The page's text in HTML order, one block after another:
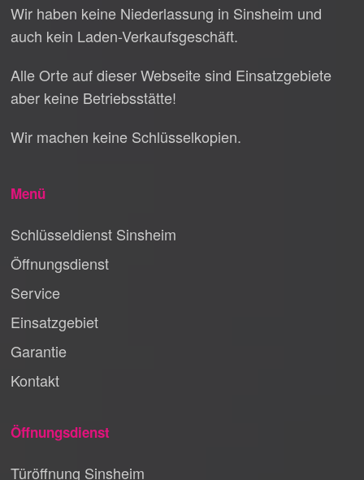
Wir haben keine Niederlassung in Sinsheim und
auch kein Laden-Verkaufsgeschäft.
Alle Orte auf dieser Webseite sind Einsatzgebiete
aber keine Betriebsstätte!
Wir machen keine Schlüsselkopien.
Menü
Schlüsseldienst Sinsheim
Öffnungsdienst
Service
Einsatzgebiet
Garantie
Kontakt
Öffnungsdienst
Türöffnung Sinsheim